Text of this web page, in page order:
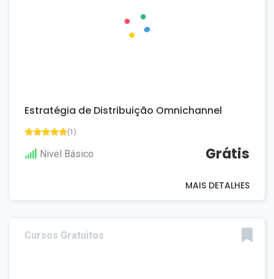
Estratégia de Distribuição Omnichannel
(1)
Nivel Básico Grátis
MAIS DETALHES
Cursos Gratuitos